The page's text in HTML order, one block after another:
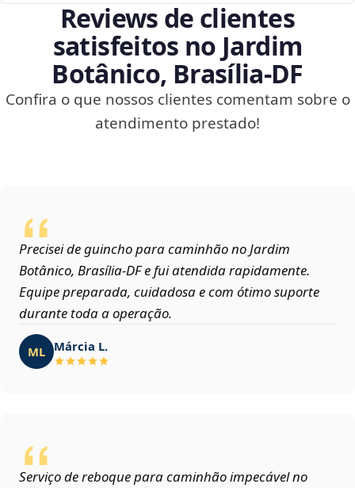
Reviews de clientes
satisfeitos no Jardim
Botânico, Brasília‑DF
Confira o que nossos clientes comentam sobre o
atendimento prestado!
Precisei de guincho para caminhão no Jardim
Botânico, Brasília‑DF e fui atendida rapidamente.
Equipe preparada, cuidadosa e com ótimo suporte
durante toda a operação.
ML Márcia L.
Serviço de reboque para caminhão impecável no